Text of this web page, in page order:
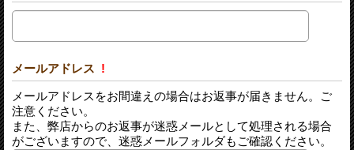
メールアドレス !
メールアドレスをお間違えの場合はお返事が届きません。ご
注意ください。
また、弊店からのお返事が迷惑メールとして処理される場合
がございますので、迷惑メールフォルダもご確認ください。